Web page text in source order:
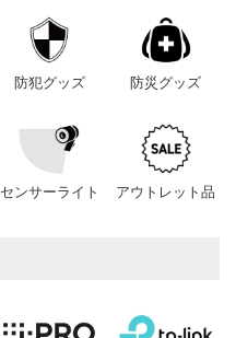
防犯グッズ 防災グッズ
センサーライト アウトレット品